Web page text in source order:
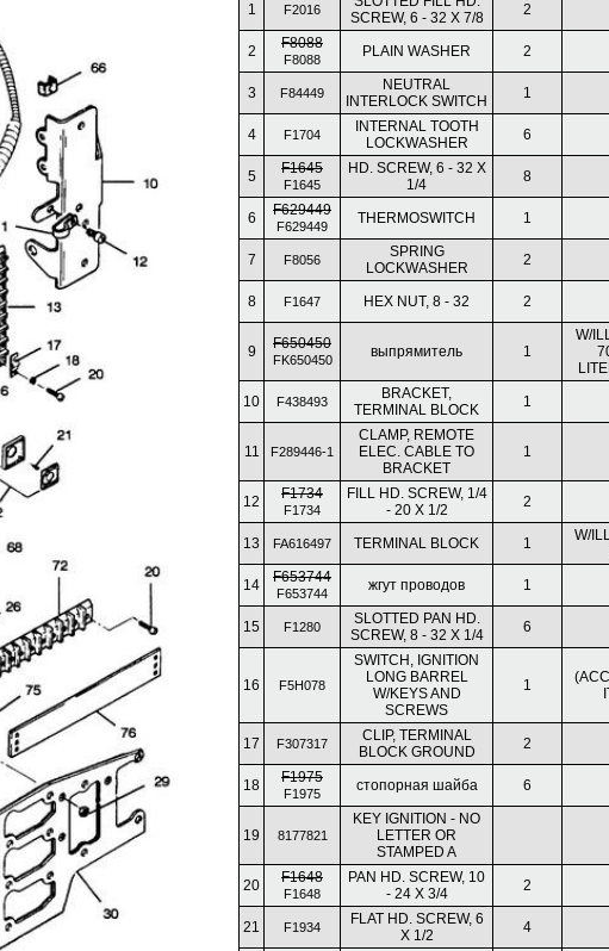
1 F2016
SCREW, 6 - 32 X 7/8
2
2
F8088
F8088 PLAIN WASHER 2
3
F84449
NEUTRAL
INTERLOCK SWITCH
1
4
F1704
INTERNAL TOOTH
LOCKWASHER
6
5
F1645
F1645
HD. SCREW, 6 - 32 X
1/4
8
6
F629449
F629449 THERMOSWITCH 1
7
F8056
SPRING
LOCKWASHER
2
8
F1647 HEX NUT, 8 - 32 2
9 F650450
FK650450 выпрямитель 1
W/
10 F438493
BRACKET,
TERMINAL BLOCK
1
11 F289446-1
CLAMP, REMOTE
ELEC. CABLE TO
BRACKET
1
12 F1734
F1734
FILL HD. SCREW, 1/4
- 20 X 1/2
2
13
FA616497 TERMINAL BLOCK 1
W/
14
F653744
F653744 жгут проводов 1
15
F1280
SLOTTED PAN HD.
SCREW, 8 - 32 X 1/4
6
16 F5H078
SWITCH, IGNITION
LONG BARREL
W/KEYS AND
SCREWS
1
17 F307317
CLIP, TERMINAL
BLOCK GROUND
2
18
F1975
F1975 стопорная шайба 6
19 8177821
KEY IGNITION - NO
LETTER OR
STAMPED A
20 F1648
F1648
PAN HD. SCREW, 10
- 24 X 3/4
2
21
F1934
FLAT HD. SCREW, 6
X 1/2
4